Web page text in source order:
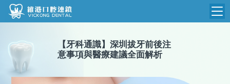
維港首頁
【 牙科通識】 深圳拔牙前後注
意事項與醫療建議全面解析